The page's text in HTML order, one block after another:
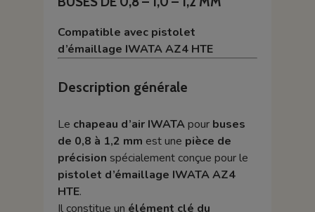
Compatible avec pistolet
d’émaillage IWATA AZ4 HTE
Description générale
Le chapeau d’air IWATApour buses
de 0,8 à 1,2 mm est une pièce de
précision spécialement conçue pour le
pistolet d’émaillage IWATA AZ4
HTE.
Il constitue un élément clé du